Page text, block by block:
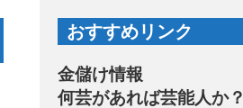
おすすめリンク
金儲け情報
何芸があれば芸能人か？